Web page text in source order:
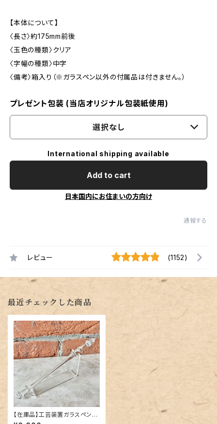
【本体について】
〈長さ〉約175mm前後
〈玉色の種類〉クリア
〈字幅の種類〉中字
〈備考〉箱入り（※ガラスペン以外の付属品は付きません。）
プレゼント包装 (当店オリジナル包装紙使用)
選択なし
International shipping available
Add to cart
日本国内にお住まいの方向け
通報する
レビュー (1152)
最近チェックした商品
【在庫品】工芸装置ガラスペン
「ルンゴ／クリア」中字